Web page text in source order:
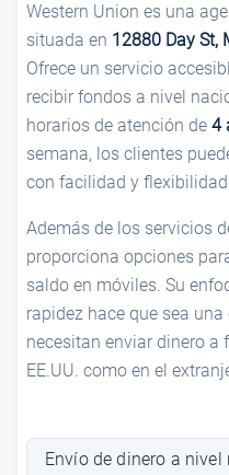
Western Union es una
situada en 12880 Day St,
Ofrece un servicio
recibir fondos a nivel
horarios de atención de 4
semana, los clientes
con facilidad y
Además de los servicios
proporciona opciones
saldo en móviles. Su
rapidez hace que sea
necesitan enviar dinero a
EE.UU. como en el
Envío de dinero a